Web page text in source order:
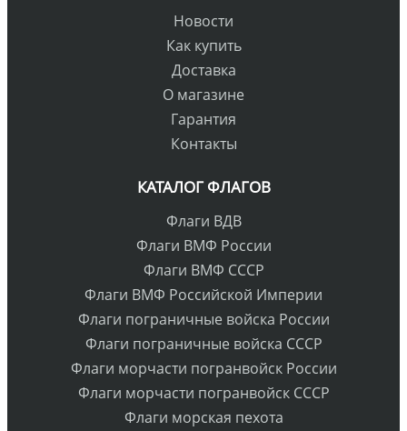
Новости
Как купить
Доставка
О магазине
Гарантия
Контакты
КАТАЛОГ ФЛАГОВ
Флаги ВДВ
Флаги ВМФ России
Флаги ВМФ СССР
Флаги ВМФ Российской Империи
Флаги пограничные войска России
Флаги пограничные войска СССР
Флаги морчасти погранвойск России
Флаги морчасти погранвойск СССР
Флаги морская пехота